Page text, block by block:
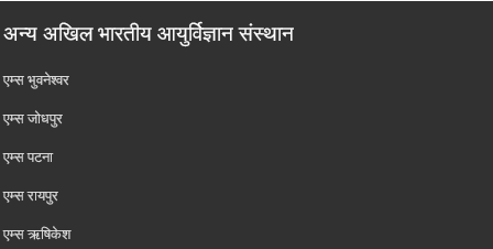
अन्य अखिल भारतीय आयुर्विज्ञान संस्थान
एम्‍स भुवनेश्वर
एम्‍स जोधपुर
एम्‍स पटना
एम्‍स रायपुर
एम्‍स ऋषिकेश